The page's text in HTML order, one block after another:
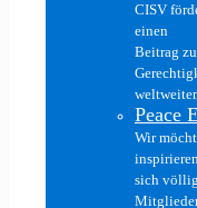
CISV
einen
Beitrag
Peace
Wir
sich